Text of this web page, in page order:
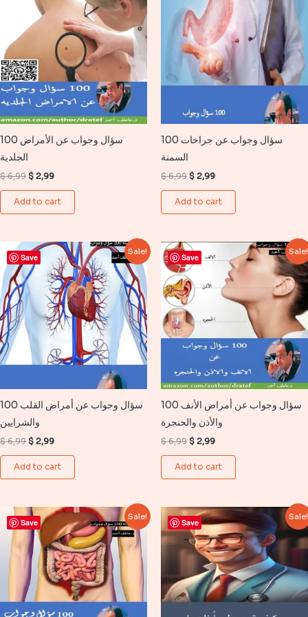
100 سؤال وجواب عن الأمراض
الجلدية
$6,99Original
was:
$2,99Current
is:
Add to cart
100 سؤال وجواب عن جراحات
السمنة
$6,99Original
was:
$2,99Current
is:
Add to cart
Save
Sale!
100 سؤال وجواب عن أمراض القلب
والشرايين
$6,99Original
was:
$2,99Current
is:
Add to cart
Save
Sale!
100 سؤال وجواب عن أمراض الأنف
والأذن والحنجرة
$6,99Original
was:
$2,99Current
is:
Add to cart
Save
Sale!
Save
Sale!